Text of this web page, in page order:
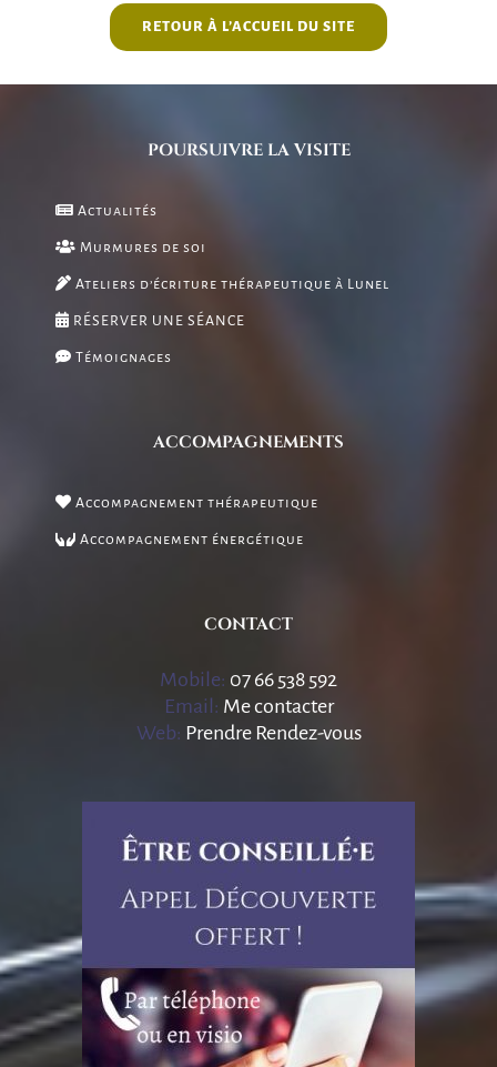
RETOUR À L’ACCUEIL DU SITE
POURSUIVRE LA VISITE
Actualités
Murmures de soi
Ateliers d’écriture thérapeutique à Lunel
RÉSERVER UNE SÉANCE
Témoignages
ACCOMPAGNEMENTS
Accompagnement thérapeutique
Accompagnement énergétique
CONTACT
Mobile: 07 66 538 592
Email: Me contacter
Web: Prendre Rendez-vous